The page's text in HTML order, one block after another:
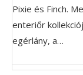
Pixie és Finch.
enteriőr
egérlány, a…